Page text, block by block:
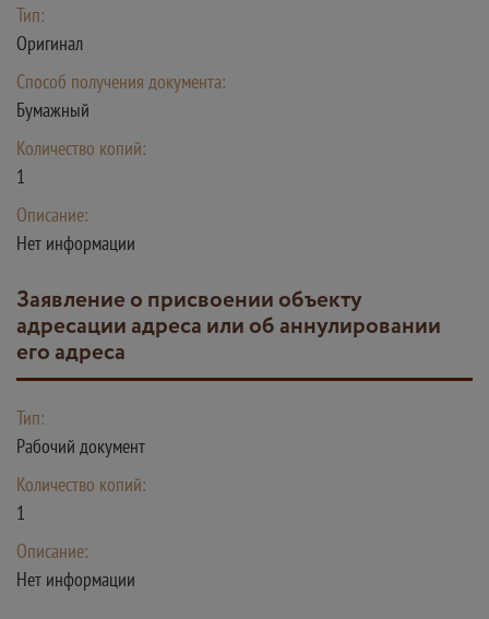
Тип:
Оригинал
Способ получения документа:
Бумажный
Количество копий:
1
Описание:
Нет информации
заявление о присвоении объекту
адресации адреса или об аннулировании
его адреса
Тип:
Рабочий документ
Количество копий:
1
Описание:
Нет информации